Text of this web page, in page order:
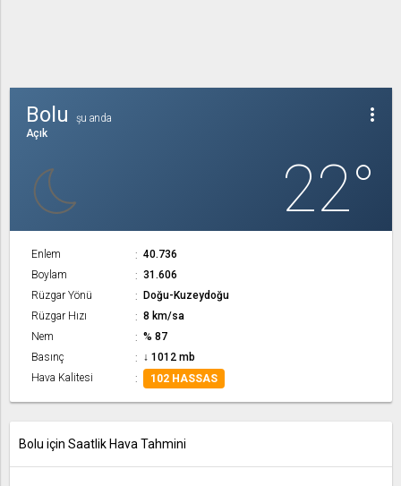
more_vert
Bolu
şu anda
Açık
22°
Enlem
40.736
Boylam
31.606
Rüzgar Yönü
Doğu-Kuzeydoğu
Rüzgar Hızı
8 km/sa
Nem
% 87
Basınç
↓ 1012 mb
Hava Kalitesi
102 HASSAS
Bolu için Saatlik Hava Tahmini